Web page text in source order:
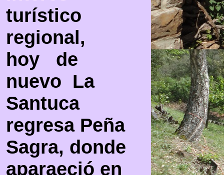
turístico
regional,
hoy de
nuevo La
Santuca
regresa Peña
Sagra, donde
aparaeció en